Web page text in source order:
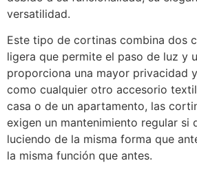
versatilidad.
Este tipo de cortinas combina dos
ligera que permite el paso de luz y
proporciona una mayor privacidad
como cualquier otro accesorio textil
casa o de un apartamento, las
exigen un mantenimiento regular si
luciendo de la misma forma que
la misma función que antes.